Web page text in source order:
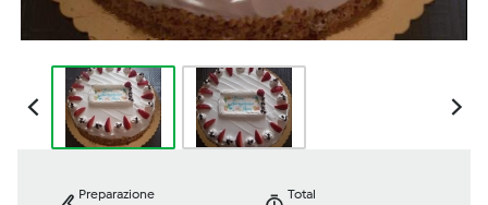
Preparazione
Total